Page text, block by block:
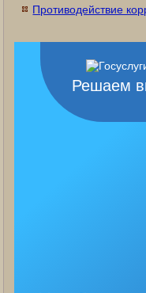
Противодействие
Решаем